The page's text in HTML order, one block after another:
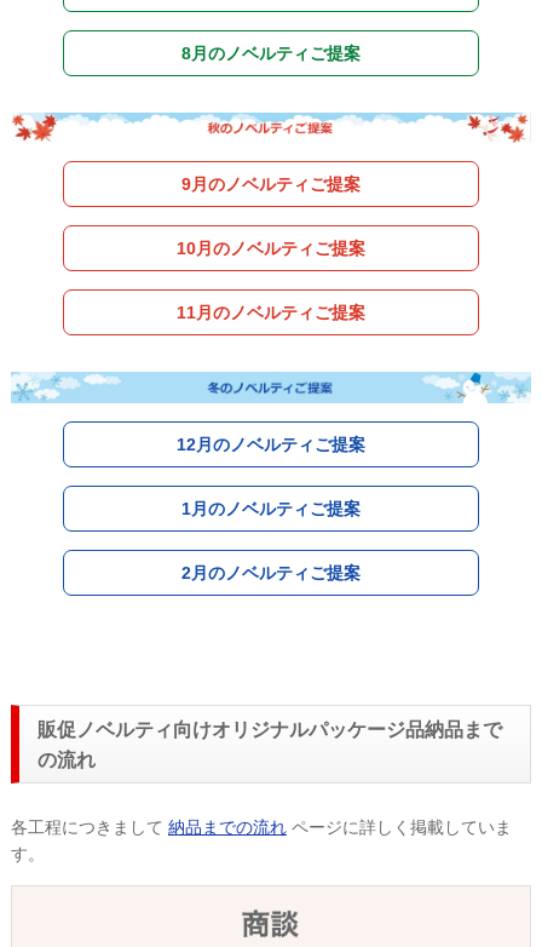
8月のノベルティご提案
9月のノベルティご提案
10月のノベルティご提案
11月のノベルティご提案
12月のノベルティご提案
1月のノベルティご提案
2月のノベルティご提案
販促ノベルティ向けオリジナルパッケージ品納品まで
の流れ
各工程につきまして 納品までの流れページに詳しく掲載していま
す。